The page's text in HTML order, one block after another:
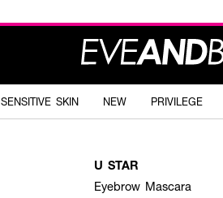
SENSITIVE SKIN NEW PRIVILEGE
U STAR
Eyebrow Mascara